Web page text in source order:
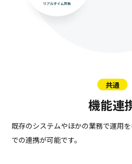
共通
機能連
既存のシステムやほかの業務で運用
での連携が可能です。